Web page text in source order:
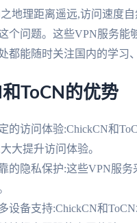
地理距离遥远,访问速度
个问题。这些VPN服务能
都能随时关注国内的学习
ToCN的优势
的访问体验:ChickCN和
大提升访问体验。
的隐私保护:这些VPN服
设备支持:ChickCN和